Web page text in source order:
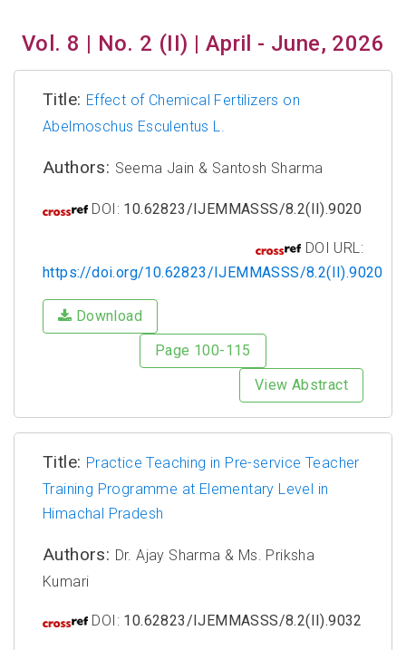
Vol. 8 | No. 2 (II) | April - June, 2026
Title: Effect of Chemical Fertilizers on
Abelmoschus Esculentus L.
Authors: Seema Jain & Santosh Sharma
DOI: 10.62823/IJEMMASSS/8.2(II).9020
DOI URL:
https://doi.org/10.62823/IJEMMASSS/8.2(II).9020
Download
Page 100-115
View Abstract
Title: Practice Teaching in Pre-service Teacher
Training Programme at Elementary Level in
Himachal Pradesh
Authors: Dr. Ajay Sharma & Ms. Priksha
Kumari
DOI: 10.62823/IJEMMASSS/8.2(II).9032